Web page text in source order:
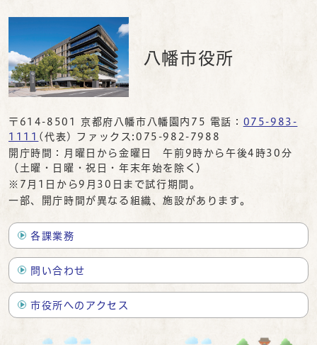
八幡市役所
〒614-8501 京都府八幡市八幡園内75 電話： 075-983-
1111 (代表) ファックス:075-982-7988
開庁時間：月曜日から金曜日 午前9時から午後4時30分
（土曜・日曜・祝日・年末年始を除く）
※7月1日から9月30日まで試行期間。
一部、開庁時間が異なる組織、施設があります。
各課業務
問い合わせ
市役所へのアクセス